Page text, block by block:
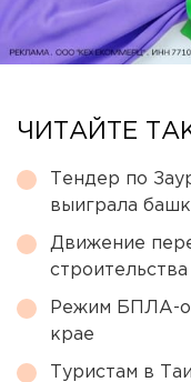
ЧИТАЙТЕ
Тендер по
выиграла
Движение
Режим БПЛА-
крае
Туристам в